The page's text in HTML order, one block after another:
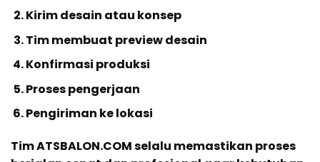
Kirim desain atau konsep
Tim membuat preview desain
Konfirmasi produksi
Proses pengerjaan
Pengiriman ke lokasi
Tim ATSBALON.COM selalu memastikan proses